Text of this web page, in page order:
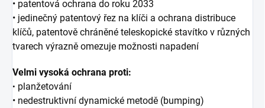
• patentová ochrana do roku 2033
• jedinečný patentový řez na klíči a ochrana distribuce
klíčů, patentově chráněné teleskopické stavítko v různých
tvarech výrazně omezuje možnosti napadení
Velmi vysoká ochrana proti:
• planžetování
• nedestruktivní dynamické metodě (bumping)